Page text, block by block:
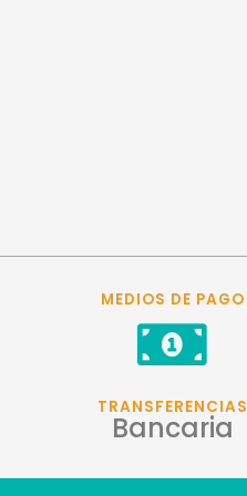
MEDIOS DE PAGO
TRANSFERENCIAS
Bancaria